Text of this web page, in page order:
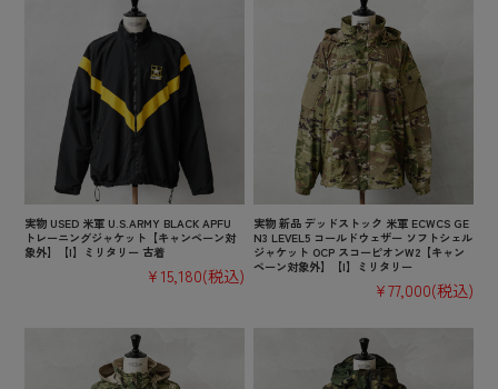
実物 USED 米軍 U.S.ARMY BLACK APFU
トレーニングジャケット【キャンペーン対
象外】【I】ミリタリー 古着
¥15,180(税込)
実物 新品 デッドストック 米軍 ECWCS GE
N3 LEVEL5 コールドウェザー ソフトシェル
ジャケット OCP スコーピオンW2【キャン
ペーン対象外】【I】ミリタリー
¥77,000(税込)